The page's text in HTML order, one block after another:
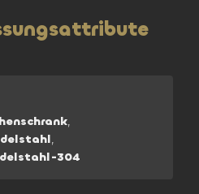
,
,
304